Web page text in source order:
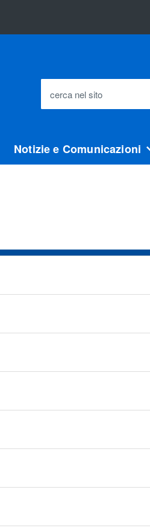
cerca nel sito
Notizie e Comunicazioni